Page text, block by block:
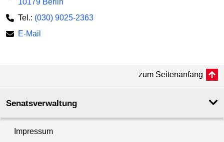
Tel.: (030) 9025-2363
E-Mail
zum Seitenanfang
Senatsverwaltung
Impressum